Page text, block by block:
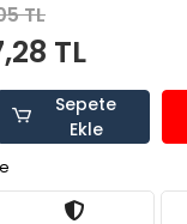
TL
TL
Sepete
Ekle